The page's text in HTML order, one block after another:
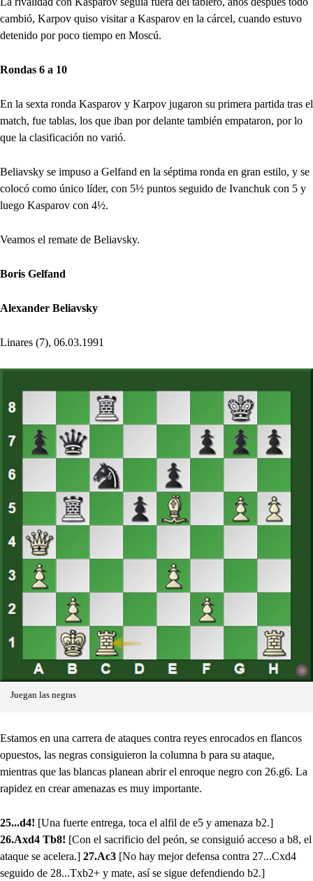
cambió, Karpov quiso visitar a Kasparov en la cárcel, cuando estuvo
detenido por poco tiempo en Moscú.
Rondas 6 a 10
En la sexta ronda Kasparov y Karpov jugaron su primera partida tras el
match, fue tablas, los que iban por delante también empataron, por lo
que la clasificación no varió.
Beliavsky se impuso a Gelfand en la séptima ronda en gran estilo, y se
colocó como único líder, con 5½ puntos seguido de Ivanchuk con 5 y
luego Kasparov con 4½.
Veamos el remate de Beliavsky.
Boris Gelfand
Alexander Beliavsky
Linares (7), 06.03.1991
Juegan las negras
Estamos en una carrera de ataques contra reyes enrocados en flancos
opuestos, las negras consiguieron la columna b para su ataque,
mientras que las blancas planean abrir el enroque negro con 26.g6. La
rapidez en crear amenazas es muy importante.
25...d4! [Una fuerte entrega, toca el alfil de e5 y amenaza b2.]
26.Axd4 Tb8! [Con el sacrificio del peón, se consiguió acceso a b8, el
ataque se acelera.] 27.Ac3 [No hay mejor defensa contra 27...Cxd4
seguido de 28...Txb2+ y mate, así se sigue defendiendo b2.]